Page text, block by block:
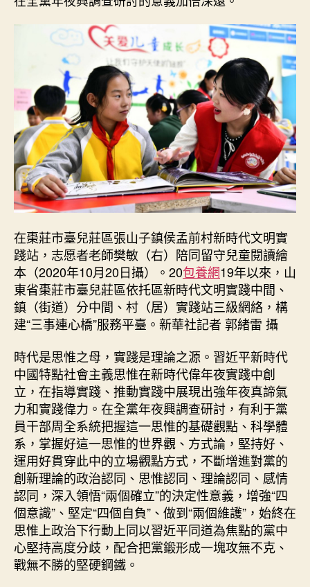
在棗莊市臺兒莊區張山子鎮侯孟前村新時代文明實
踐站，志愿者老師樊敏（右）陪同留守兒童閱讀繪
本（2020年10月20日攝）。20包養網19年以來，山
東省棗莊市臺兒莊區依托區新時代文明實踐中間、
鎮（街道）分中間、村（居）實踐站三級網絡，構
建“三事連心橋”服務平臺。新華社記者 郭緒雷 攝
時代是思惟之母，實踐是理論之源。習近平新時代
中國特點社會主義思惟在新時代偉年夜實踐中創
立，在指導實踐、推動實踐中展現出強年夜真諦氣
力和實踐偉力。在全黨年夜興調查研討，有利于黨
員干部周全系統把握這一思惟的基礎觀點、科學體
系，掌握好這一思惟的世界觀、方式論，堅持好、
運用好貫穿此中的立場觀點方式，不斷增進對黨的
創新理論的政治認同、思惟認同、理論認同、感情
認同，深入領悟“兩個確立”的決定性意義，增強“四
個意識”、堅定“四個自負”、做到“兩個維護”，始終在
思惟上政治下行動上同以習近平同道為焦點的黨中
心堅持高度分歧，配合把黨鍛形成一塊攻無不克、
戰無不勝的堅硬鋼鐵。